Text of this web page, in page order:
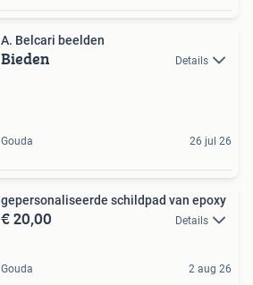
A. Belcari beelden
Bieden Details
Gouda 26 jul 26
gepersonaliseerde schildpad van epoxy
€ 20,00 Details
Gouda 2 aug 26